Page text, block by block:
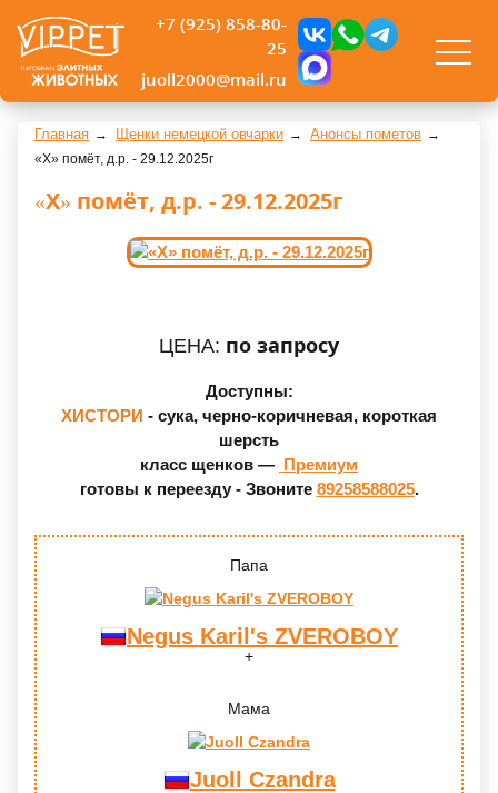
+7 (925) 858-80-
25
juoll2000@mail.ru
Главная Щенки немецкой овчарки Анонсы пометов
«Х» помёт, д.р. - 29.12.2025г
«Х» помёт, д.р. - 29.12.2025г
ЦЕНА: по запросу
Доступны:
ХИСТОРИ - сука, черно-коричневая, короткая
шерсть
класс щенков — Премиум
готовы к переезду - Звоните 89258588025.
Папа
Negus Karil's ZVEROBOY
Мама
Juoll Czandra